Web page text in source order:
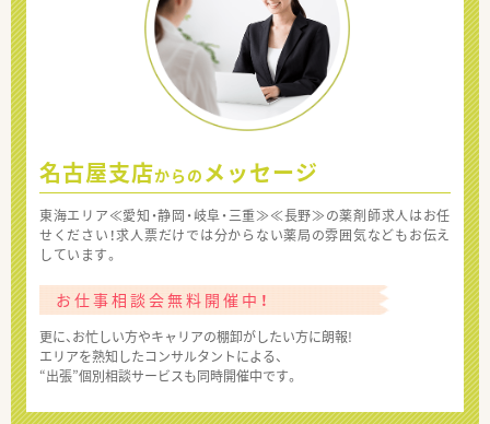
名古屋支店からの メッセージ
東海エリア≪愛知・静岡・岐阜・三重≫≪長野≫の薬剤師求人はお任
せください！求人票だけでは分からない薬局の雰囲気などもお伝え
しています。
お仕事相談会無料開催中！
更に、お忙しい方やキャリアの棚卸がしたい方に朗報!
エリアを熟知したコンサルタントによる、
“出張”個別相談サービスも同時開催中です。